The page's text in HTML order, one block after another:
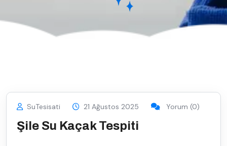
SuTesisati 21 Ağustos 2025 Yorum (0)
Şile Su Kaçak Tespiti